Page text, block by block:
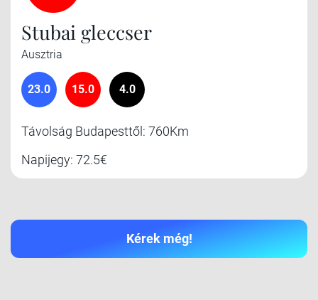
Stubai gleccser
Ausztria
23.0 15.0 4.0
Távolság Budapesttől: 760Km
Napijegy: 72.5€
Kérek még!